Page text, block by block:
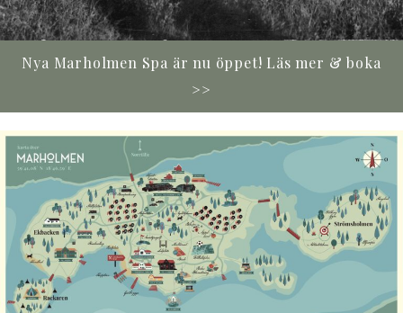
Nya Marholmen Spa är nu öppet! Läs mer & boka
>>